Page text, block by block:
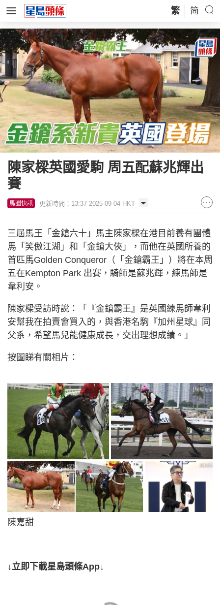
繁 简
陳家樑英國愛駒 周五配蘇兆輝出
賽
馬圈快訊 更新時間：13:37 2025-09-04 HKT
三屆馬王「金鎗六十」馬主陳家樑在港目前養有團體
馬「笑傲江湖」和「金鎗大俠」，而他在英國所養的
首匹馬Golden Conqueror（「金鎗霸王」）將在本周
五在Kempton Park 出賽，騎師是蘇兆輝，練馬師是
韋利安。
陳家樑受訪時說：「『金鎗霸王』是英國練馬師韋利
安幫我在拍賣會買入的，與香港名駒『加州星球』同
父系，希望馬兒能健康成長，交出理想成績。」
按圖睇有關相片：
陳嘉甜
↓立即下載星島頭條App↓